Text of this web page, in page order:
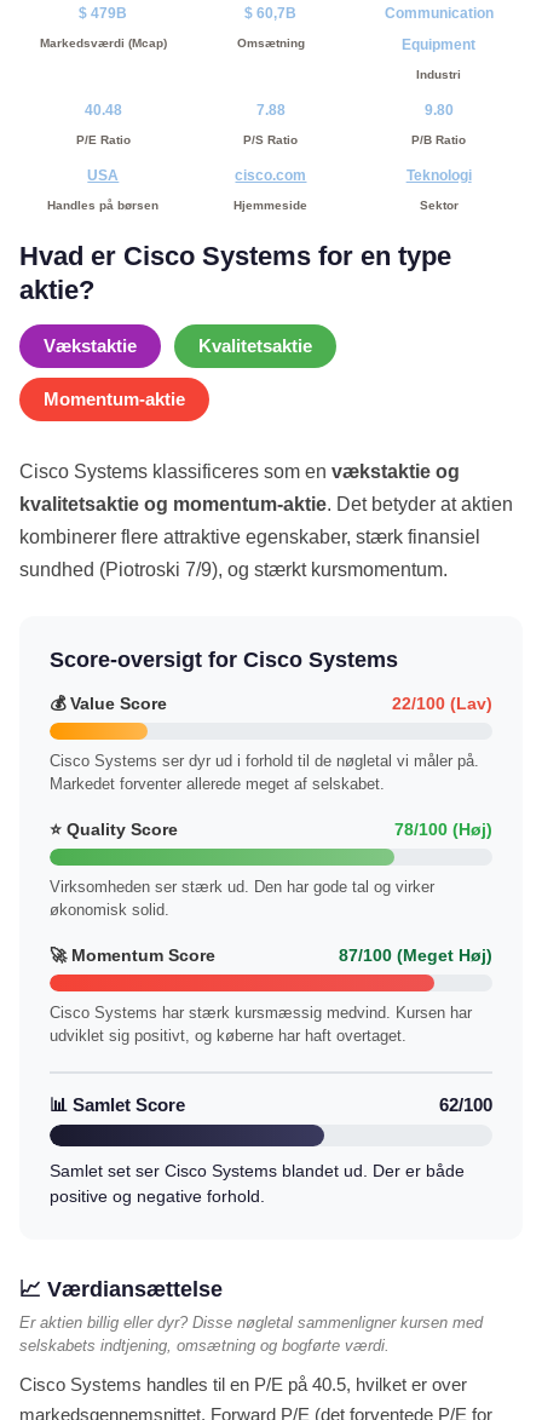
$ 479B
Markedsværdi (Mcap)
$ 60,7B
Omsætning
Communication
Equipment
Industri
40.48
P/E Ratio
7.88
P/S Ratio
9.80
P/B Ratio
USA
Handles på børsen
cisco.com
Hjemmeside
Teknologi
Sektor
Hvad er Cisco Systems for en type
aktie?
Vækstaktie Kvalitetsaktie
Momentum-aktie
Cisco Systems klassificeres som en vækstaktie og
kvalitetsaktie og momentum-aktie. Det betyder at aktien
kombinerer flere attraktive egenskaber, stærk finansiel
sundhed (Piotroski 7/9), og stærkt kursmomentum.
Score-oversigt for Cisco Systems
💰 Value Score 22/100 (Lav)
Cisco Systems ser dyr ud i forhold til de nøgletal vi måler på.
Markedet forventer allerede meget af selskabet.
⭐ Quality Score 78/100 (Høj)
Virksomheden ser stærk ud. Den har gode tal og virker
økonomisk solid.
🚀 Momentum Score 87/100 (Meget Høj)
Cisco Systems har stærk kursmæssig medvind. Kursen har
udviklet sig positivt, og køberne har haft overtaget.
📊 Samlet Score 62/100
Samlet set ser Cisco Systems blandet ud. Der er både
positive og negative forhold.
📈 Værdiansættelse
Er aktien billig eller dyr? Disse nøgletal sammenligner kursen med
selskabets indtjening, omsætning og bogførte værdi.
Cisco Systems handles til en P/E på 40.5, hvilket er over
markedsgennemsnittet. Forward P/E (det forventede P/E for